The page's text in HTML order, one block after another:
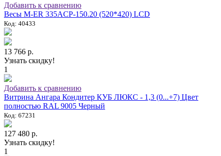
Добавить к сравнению
Весы M-ER 335ACP-150.20 (520*420) LCD
Код: 40433
13 766 р.
Узнать скидку!
1
Добавить к сравнению
Витрина Ангара Кондитер КУБ ЛЮКС - 1,3 (0...+7) Цвет
полностью RAL 9005 Черный
Код: 67231
127 480 р.
Узнать скидку!
1